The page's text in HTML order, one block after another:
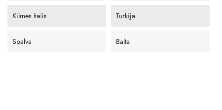
Kilmės šalis Turkija
Spalva Balta